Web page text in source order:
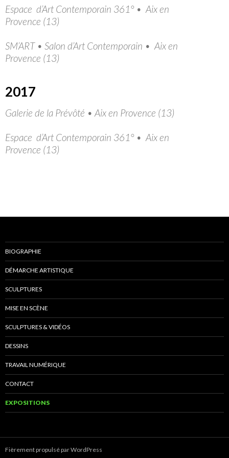
Espace d’Art Contemporain 361° • Aix en
Provence (13)
SM’ART • Salon d’Art Contemporain • Aix en
Provence (13)
2017
Galerie de la Prévôté • Aix en Provence (13)
Espace d’Art Contemporain 361° • Aix en
Provence (13)
BIOGRAPHIE
DÉMARCHE ARTISTIQUE
SCULPTURES
MISE EN SCÈNE
SCULPTURES & VIDÉOS
DESSINS
TRAVAIL NUMÉRIQUE
CONTACT
EXPOSITIONS
Fièrement propulsé par WordPress